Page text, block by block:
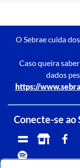
O Sebrae cuida
Caso queira
dados
https://
Conecte-se ao